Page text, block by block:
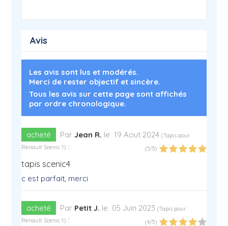
Avis
Les avis sont lus et modérés.
Merci de rester objectif et sincère.
Tous les avis sur cette page sont affichés
par ordre chronologique.
acheté ParJean R. le19 Aout 2024(Tapis pour
Renault Scenic 1) : (5/5)
tapis scenic4
c est parfait, merci
acheté Par Petit J. le 05 Juin 2023(Tapis pour
Renault Scenic 1) : (4/5)